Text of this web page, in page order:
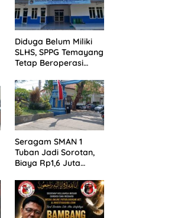
Diduga Belum Miliki
SLHS, SPPG Temayang
Tetap Beroperasi
Seragam SMAN 1
Tuban Jadi Sorotan,
Biaya Rp1,6 Juta
SPMB 2026